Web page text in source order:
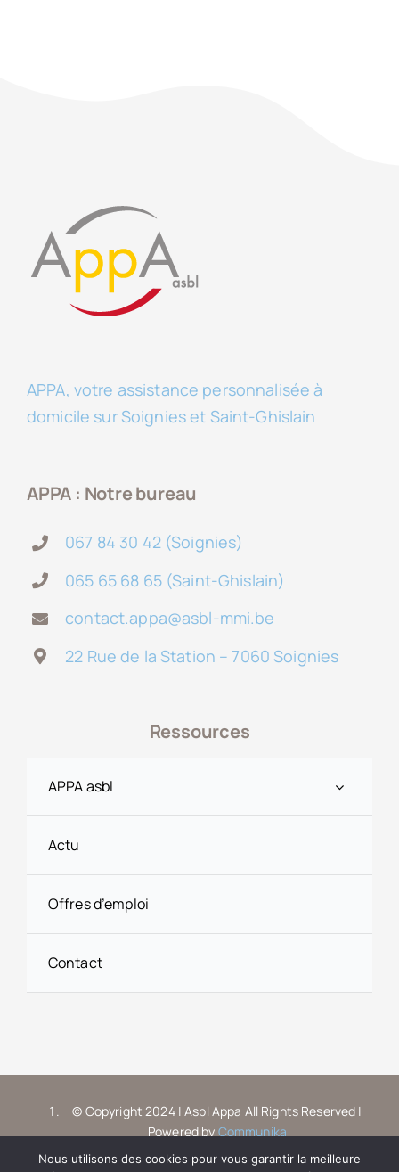
APPA, votre assistance personnalisée à
domicile sur Soignies et Saint-Ghislain
APPA : Notre bureau
067 84 30 42 (Soignies)
065 65 68 65 (Saint-Ghislain)
contact.appa@asbl-mmi.be
22 Rue de la Station – 7060 Soignies
Ressources
APPA asbl
Actu
Offres d’emploi
Contact
© Copyright 2024 | Asbl Appa All Rights Reserved |
Powered by Communika
Nous utilisons des cookies pour vous garantir la meilleure